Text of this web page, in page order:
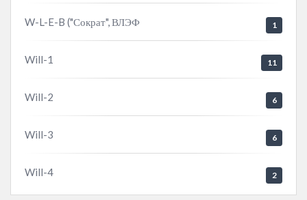
W-L-E-B ("Сократ", ВЛЭФ 1
Will-1 11
Will-2 6
Will-3 6
Will-4 2